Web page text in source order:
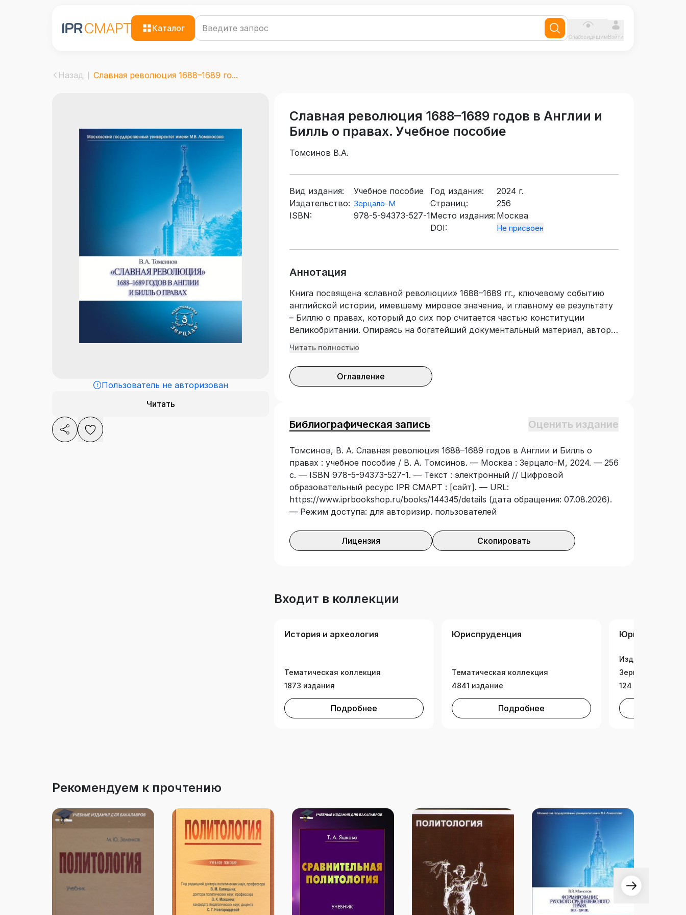
Каталог
СлабовидящимВойти
Назад Славная революция 1688–1689 го...
Пользователь не авторизован
Читать
Славная революция 1688–1689 годов в Англии и
Билль о правах. Учебное пособие
Томсинов В.А.
Вид издания:
Учебное пособие
Издательство: Зерцало-М
ISBN: 978-5-94373-527-1
Год издания:
2024 г.
Страниц:
256
Место издания: Москва
DOI:
Не присвоен
Аннотация
Книга посвящена «славной революции» 1688–1689 гг., ключевому событию
английской истории, имевшему мировое значение, и главному ее результату
– Биллю о правах, который до сих пор считается частью конституции
Великобритании. Опираясь на богатейший документальный материал, автор
раскрывает сущность и ход этого события, которое началось как военная
затем вылилось в конституционную революцию в этой стране. В книге
подробно описано на основе «Журналов» Палаты лордов и Палаты общин,
критический анализ их содержания, показано их значение для
и в переводе автора на русский язык полный текст «Акта, декларирующего
права и свободы подданного и устанавливающего наследование короны»,
более известного под коротким названием «Билля о правах 1689 года». Книга
предназначается для преподавателей и студентов юридических и
исторических вузов, для всех интересующихся тайнами мировой
политической истории.
Читать полностью
Оглавление
Библиографическая запись Оценить издание
Томсинов, В. А. Славная революция 1688–1689 годов в Англии и Билль о
правах : учебное пособие / В. А. Томсинов. — Москва : Зерцало-М, 2024. — 256
с. — ISBN 978-5-94373-527-1. — Текст : электронный // Цифровой
образовательный ресурс IPR СМАРТ : [сайт]. — URL:
https://www.iprbookshop.ru/books/144345/details (дата обращения: 07.08.2026).
— Режим доступа: для авторизир. пользователей
Лицензия Скопировать
Входит в коллекции
История и археология
Тематическая коллекция
1873 издания
Подробнее
Юриспруденция
Тематическая коллекция
4841 издание
Подробнее
Издательская
Зерцало
124 издания
Рекомендуем к прочтению